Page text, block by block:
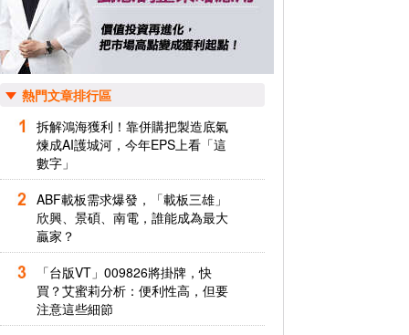
熱門文章排行區
拆解鴻海獲利！靠併購把製造底氣
煉成AI護城河，今年EPS上看「這
數字」
ABF載板需求爆發，「載板三雄」
欣興、景碩、南電，誰能成為最大
贏家？
「台版VT」009826將掛牌，快
買？艾蜜莉分析：便利性高，但要
注意這些細節